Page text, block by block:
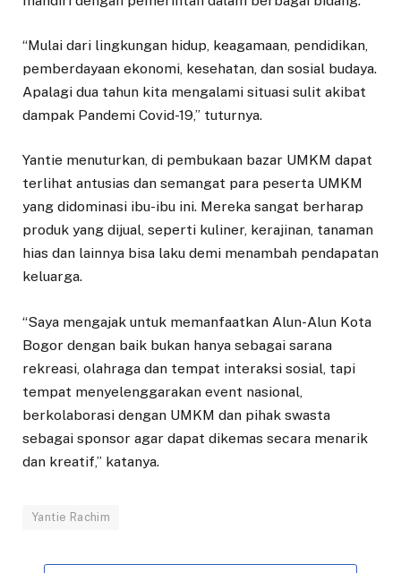
“Mulai dari lingkungan hidup, keagamaan, pendidikan,
pemberdayaan ekonomi, kesehatan, dan sosial budaya.
Apalagi dua tahun kita mengalami situasi sulit akibat
dampak Pandemi Covid-19,” tuturnya.
Yantie menuturkan, di pembukaan bazar UMKM dapat
terlihat antusias dan semangat para peserta UMKM
yang didominasi ibu-ibu ini. Mereka sangat berharap
produk yang dijual, seperti kuliner, kerajinan, tanaman
hias dan lainnya bisa laku demi menambah pendapatan
keluarga.
“Saya mengajak untuk memanfaatkan Alun-Alun Kota
Bogor dengan baik bukan hanya sebagai sarana
rekreasi, olahraga dan tempat interaksi sosial, tapi
tempat menyelenggarakan event nasional,
berkolaborasi dengan UMKM dan pihak swasta
sebagai sponsor agar dapat dikemas secara menarik
dan kreatif,” katanya.
Yantie Rachim